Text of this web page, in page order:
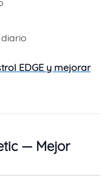
EDGE y mejorar
— Mejor